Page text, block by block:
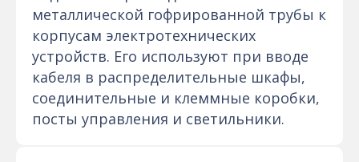
металлической гофрированной трубы к
корпусам электротехнических
устройств. Его используют при вводе
кабеля в распределительные шкафы,
соединительные и клеммные коробки,
посты управления и светильники.